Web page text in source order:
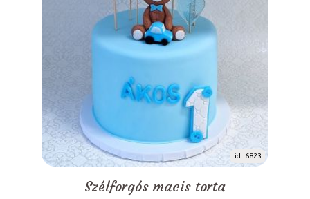
id: 6823
Szélforgós macis torta